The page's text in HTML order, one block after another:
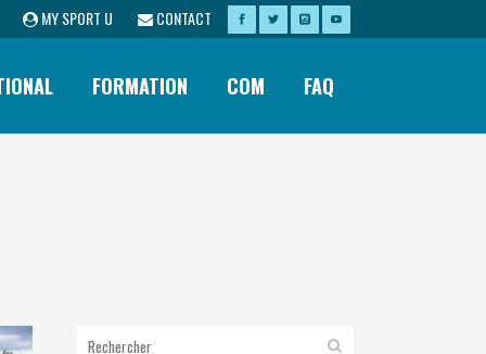
MY SPORT U CONTACT
FORMATION COM FAQ